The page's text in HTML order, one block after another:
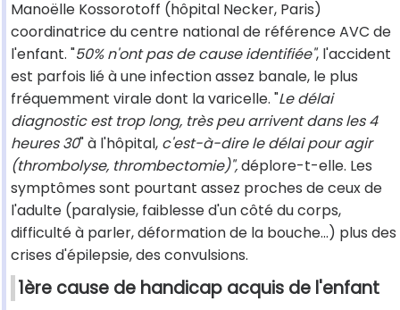
Manoëlle Kossorotoff (hôpital Necker, Paris)
coordinatrice du centre national de référence AVC de
l'enfant. "50% n'ont pas de cause identifiée", l'accident
est parfois lié à une infection assez banale, le plus
fréquemment virale dont la varicelle. "Le délai
diagnostic est trop long, très peu arrivent dans les 4
heures 30" à l'hôpital, c'est-à-dire le délai pour agir
(thrombolyse, thrombectomie)",déplore-t-elle. Les
symptômes sont pourtant assez proches de ceux de
l'adulte (paralysie, faiblesse d'un côté du corps,
difficulté à parler, déformation de la bouche...) plus des
crises d'épilepsie, des convulsions.
1ère cause de handicap acquis de l'enfant